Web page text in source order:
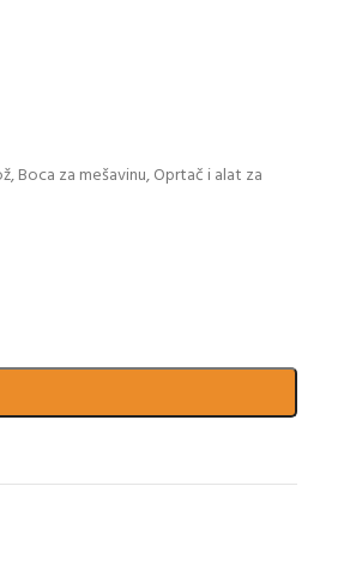
Boca za mešavinu, Oprtač i alat za